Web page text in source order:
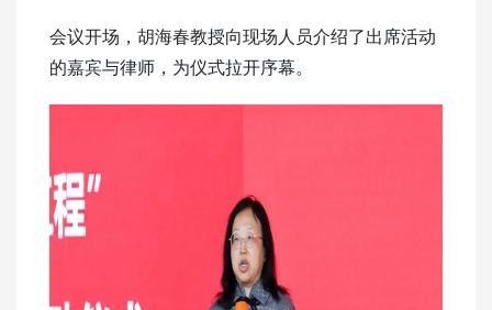
会议开场，胡海春教授向现场人员介绍了出席活动
的嘉宾与律师，为仪式拉开序幕。